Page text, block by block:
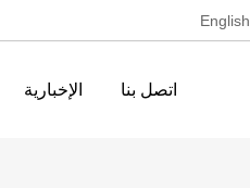
English
الإخبارية اتصل بنا